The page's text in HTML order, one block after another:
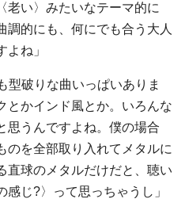
老い〉みたいなテーマ的に
調的にも、何にでも合う大人
ね」
型破りな曲いっぱいありま
とかインド風とか。いろんな
思うんですよね。僕の場合
のを全部取り入れてメタルに
直球のメタルだけだと、聴い
じ?〉って思っちゃうし」